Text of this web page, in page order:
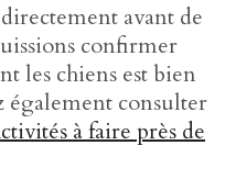
avant de
confirmer
les chiens est bien
également consulter
à faire près de